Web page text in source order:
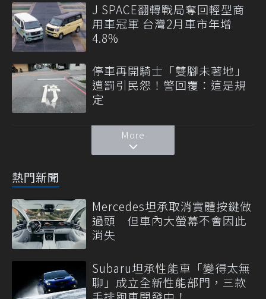
J SPACE翻轉戰局奪回輕型商
用車冠軍 台灣2月車市年增
4.8%
停車再開騎士「雙腳未著地」
遭罰引民怨！警回覆：這是規
定
More
熱門新聞
Mercedes坦承取消實體按鍵做
過頭 但車內大螢幕不會因此
消失
Subaru坦承性能車「變得太無
聊」成立全新性能部門，三款